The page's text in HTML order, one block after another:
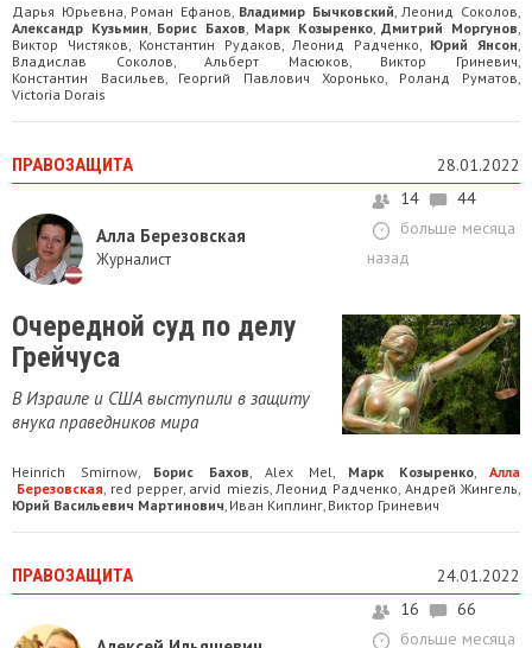
Дарья Юрьевна Роман Ефанов Владимир Бычковский Леонид Соколов
Александр Кузьмин Борис Бахов Марк Козыренко,Дмитрий Моргунов
Виктор Чистяков Константин Рудаков Леонид Радченко Юрий Янсон
Владислав Соколов Альберт Масюков Виктор Гриневич
Константин Васильев Георгий Павлович Хоронько Роланд Руматов
Victoria Dorais
ПРАВОЗАЩИТА 28.01.2022
Алла Березовская
Журналист
14
44
больше месяца
назад
Очередной суд по делу
Грейчуса
В Израиле и США выступили в защиту
внука праведников мира
Heinrich Smirnow, Борис Бахов Alex Mel Марк Козыренко, Алла
Березовская red pepper arvid miezis Леонид Радченко Андрей Жингель
Юрий Васильевич Мартинович Иван Киплинг Виктор Гриневич
ПРАВОЗАЩИТА 24.01.2022
16
66
больше месяца